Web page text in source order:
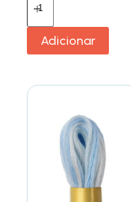
Adicionar